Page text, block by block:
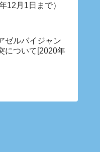
12月1日まで）
ゼルバイジャン
について[2020年